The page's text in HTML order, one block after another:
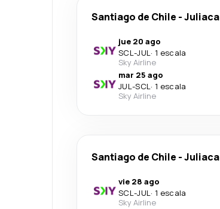
Santiago de Chile -Juliaca
jue 20 ago
SCL-JUL· 1 escala
Sky Airline
mar 25 ago
JUL-SCL· 1 escala
Sky Airline
Santiago de Chile -Juliaca
vie 28 ago
SCL-JUL· 1 escala
Sky Airline